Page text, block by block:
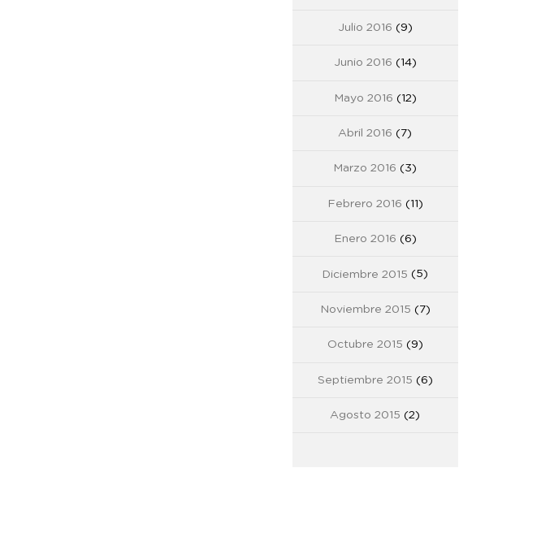
Julio 2016 (9)
Junio 2016 (14)
Mayo 2016 (12)
Abril 2016 (7)
Marzo 2016 (3)
Febrero 2016 (11)
Enero 2016 (6)
Diciembre 2015 (5)
Noviembre 2015 (7)
Octubre 2015 (9)
Septiembre 2015 (6)
Agosto 2015 (2)